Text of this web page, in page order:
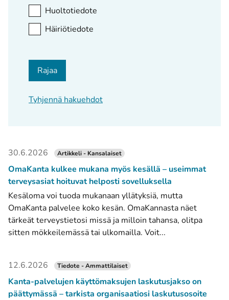
Huoltotiedote
Häiriötiedote
Rajaa
Tyhjennä hakuehdot
30.6.2026 Artikkeli - Kansalaiset
OmaKanta kulkee mukana myös kesällä – useimmat
terveysasiat hoituvat helposti sovelluksella
Kesäloma voi tuoda mukanaan yllätyksiä, mutta
OmaKanta palvelee koko kesän. OmaKannasta näet
tärkeät terveystietosi missä ja milloin tahansa, olitpa
sitten mökkeilemässä tai ulkomailla. Voit...
12.6.2026 Tiedote - Ammattilaiset
Kanta-palvelujen käyttömaksujen laskutusjakso on
päättymässä – tarkista organisaatiosi laskutusosoite